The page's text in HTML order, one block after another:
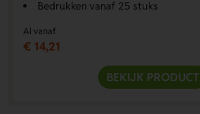
Bedrukken vanaf 25 stuks
Al vanaf
€ 14,21
BEKIJK PRODUCT